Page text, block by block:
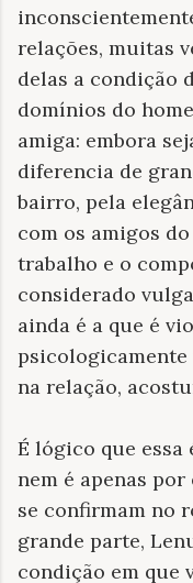
relações, muitas
delas a condição
domínios do
amiga: embora
diferencia de
bairro, pela
com os amigos
trabalho e o
considerado
ainda é a que é
psicologicamente
na relação,
É lógico que
nem é apenas
se confirmam no
grande parte,
condição em que